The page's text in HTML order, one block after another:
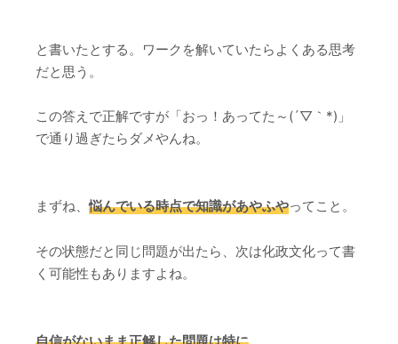
と書いたとする。ワークを解いていたらよくある思考
だと思う。
この答えで正解ですが「おっ！あってた～(´▽｀*)」
で通り過ぎたらダメやんね。
まずね、悩んでいる時点で知識があやふやってこと。
その状態だと同じ問題が出たら、次は化政文化って書
く可能性もありますよね。
自信がないまま正解した問題は特に